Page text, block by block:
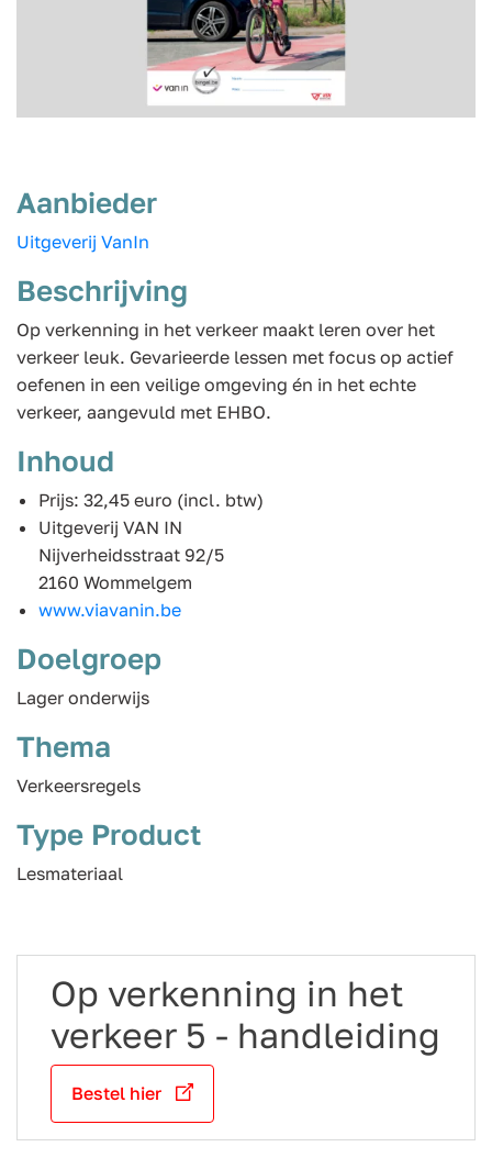
Aanbieder
Uitgeverij VanIn
Beschrijving
Op verkenning in het verkeer maakt leren over het
verkeer leuk. Gevarieerde lessen met focus op actief
oefenen in een veilige omgeving én in het echte
verkeer, aangevuld met EHBO.
Inhoud
Prijs: 32,45 euro (incl. btw)
Uitgeverij VAN IN
Nijverheidsstraat 92/5
2160 Wommelgem
www.viavanin.be
Doelgroep
Lager onderwijs
Thema
Verkeersregels
Type Product
Lesmateriaal
Op verkenning in het
verkeer 5 - handleiding
Bestel hier